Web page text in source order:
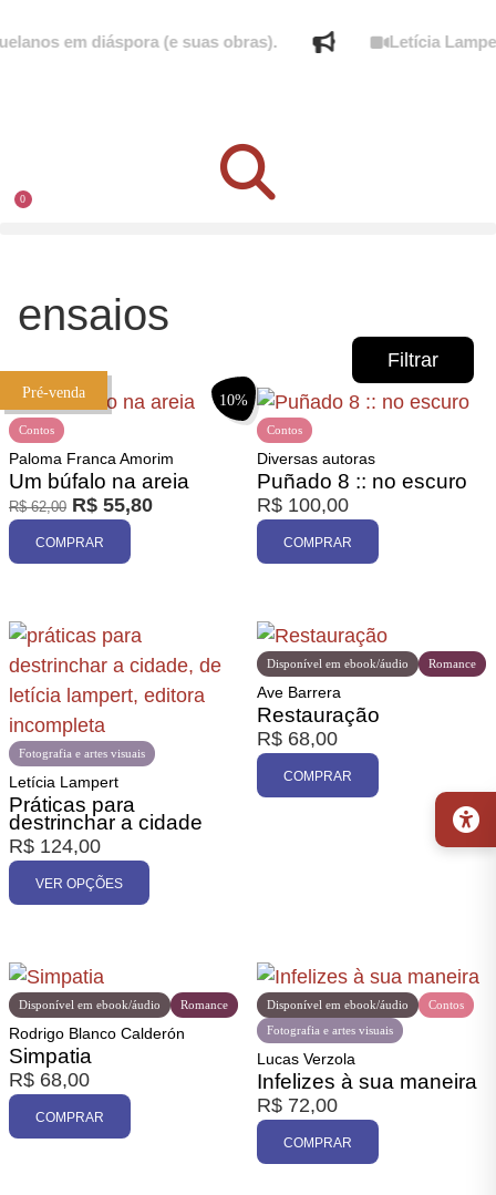
em diáspora (e suas obras). Letícia
0
ensaios
Filtrar
Promoção
10%
Pré-venda
Contos
Paloma Franca Amorim
Um búfalo na areia
R$62,00 R$ 55,80
COMPRAR
Contos
Diversas autoras
Puñado 8 :: no escuro
R$ 100,00
COMPRAR
Fotografia e artes visuais
Letícia Lampert
Práticas para
destrinchar a cidade
R$ 124,00
VER OPÇÕES
Disponível em ebook/áudio Romance
Ave Barrera
Restauração
R$ 68,00
COMPRAR
Disponível em ebook/áudio Romance
Rodrigo Blanco Calderón
Simpatia
R$ 68,00
COMPRAR
Contos
Disponível em ebook/áudio
Fotografia e artes visuais
Lucas Verzola
Infelizes à sua maneira
R$ 72,00
COMPRAR